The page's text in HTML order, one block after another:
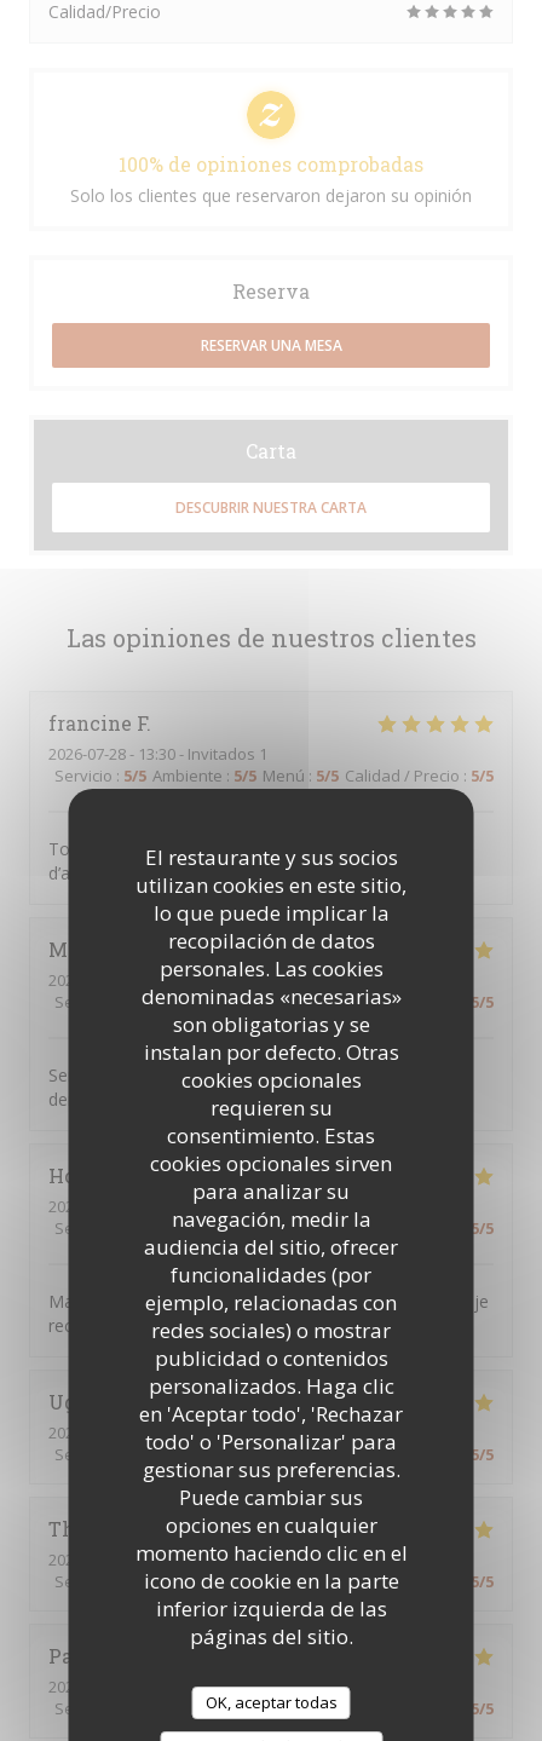
El restaurante y sus socios
utilizan cookies en este sitio,
lo que puede implicar la
recopilación de datos
personales. Las cookies
denominadas «necesarias»
son obligatorias y se
instalan por defecto. Otras
cookies opcionales
requieren su
consentimiento. Estas
cookies opcionales sirven
para analizar su
navegación, medir la
audiencia del sitio, ofrecer
funcionalidades (por
ejemplo, relacionadas con
redes sociales) o mostrar
publicidad o contenidos
personalizados. Haga clic
en 'Aceptar todo', 'Rechazar
todo' o 'Personalizar' para
gestionar sus preferencias.
Puede cambiar sus
opciones en cualquier
momento haciendo clic en el
icono de cookie en la parte
inferior izquierda de las
páginas del sitio.
OK, aceptar todas
Las opiniones de nuestros clientes
francine F
2026-07-28- 13:30 - Invitados 1
Servicio : 5/5 Ambiente : 5/5 Menú : 5/5 Calidad / Precio : 5/5
Tout était parfait comme d’habitude, c’est une chance
d’avoir CME à clichy sous bois
Marie jose
2026-07-23
- 12:45 - Invitados 2
Servicio
/5 Ambiente:5/5 Menú:5/5 Calidad / Precio 5/5
Serveur aux petits soins cuisine très bonne on ne
demande qu’à y revenir
Hocine
2026-07-16
- 12:30 - Invitados 7
Servicio
Ambiente:5/5 Menú:5/5 Calidad / Precio 5/5
Magnifique, tout était parfait. L’accueil la présentation je
recommande encore merci
Ughetto
2026-07-21
- 12:15 - Invitados 2
Servicio
Ambiente : 5/5 Menú: 5/5 Calidad / Precio 5/5
Thierry
2026-07-09
- 12:30 - Invitados 2
Servicio
/5 Ambiente: 5/5 Menú:5 /5 Calidad / Precio 5/5
Patrick
2026-07-09
- 12:15 - Invitados 16
Servicio
Ambiente: 5/5 Menú:5/5 5/5
Calidad/Precio
100% de opiniones comprobadas
Solo los clientes que reservaron dejaron su opinión
Reserva
RESERVAR UNA MESA
Carta
DESCUBRIR NUESTRA CARTA